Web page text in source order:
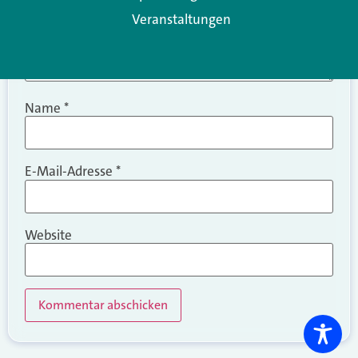
Name *
E-Mail-Adresse *
Website
Alternative:
Veranstaltungen